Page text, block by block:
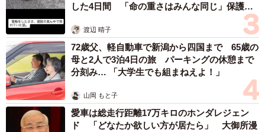
した4日間 「命の重さはみんな同じ」保護団
渡辺 晴子
72歳父、軽自動車で新潟から四国まで 65歳の
母と2人で3泊4日の旅 パーキングの休憩まで
分刻み… 「大学生でも組まねえよ！」
山岡 もと子
愛車は総走行距離17万キロのホンダレジェン
ド 「どなたか欲しい方が居たら」 大御所漫